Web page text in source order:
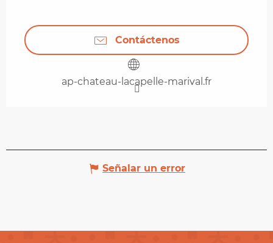
Contáctenos
ap-chateau-lacapelle-marival.fr
Señalar un error